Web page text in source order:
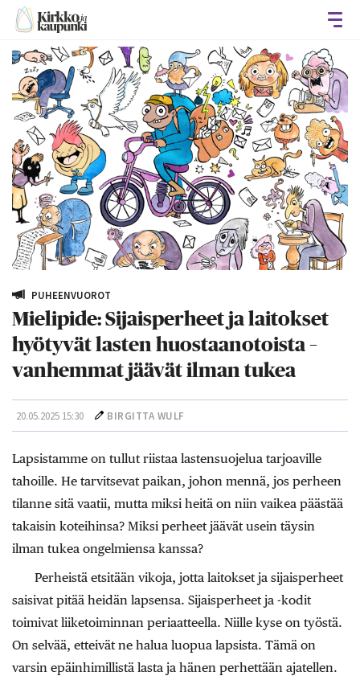
PUHEENVUOROT
Mielipide: Sijaisperheet ja laitokset
hyötyvät lasten huostaanotoista –
vanhemmat jäävät ilman tukea
20.05.2025 15:30 BIRGITTA WULF
Lapsistamme on tullut riistaa lastensuojelua tarjoaville
tahoille. He tarvitsevat paikan, johon mennä, jos perheen
tilanne sitä vaatii, mutta miksi heitä on niin vaikea päästää
takaisin koteihinsa? Miksi perheet jäävät usein täysin
ilman tukea ongelmiensa kanssa?
Perheistä etsitään vikoja, jotta laitokset ja sijaisperheet
saisivat pitää heidän lapsensa. Sijaisperheet ja -kodit
toimivat liiketoiminnan periaatteella. Niille kyse on työstä.
On selvää, etteivät ne halua luopua lapsista. Tämä on
varsin epäinhimillistä lasta ja hänen perhettään ajatellen.